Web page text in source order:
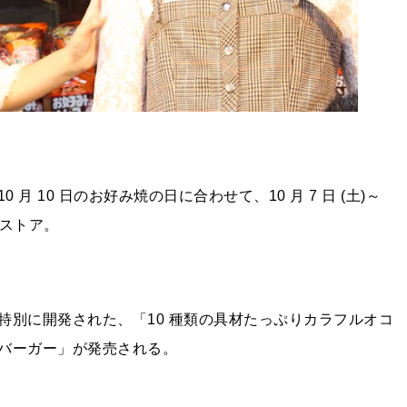
月 10 日のお好み焼の日に合わせて、10 月 7 日 (土)～
トア。
別に開発された、「10 種類の具材たっぷりカラフルオコ
ーガー」が発売される。